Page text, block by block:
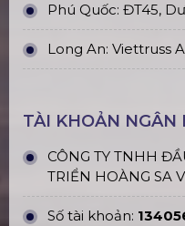
Phú Quốc: ĐT45,
Long An: Viettruss
TÀI KHOẢN NGÂN
CÔNG TY TNHH
TRIỂN HOÀNG SA
Số tài khoản: